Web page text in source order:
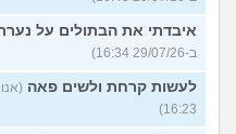
איבדתי את הבתולים על נערת
ב-29/07/26 16:34)
לעשות קרחת ולשים פאה
16:23)